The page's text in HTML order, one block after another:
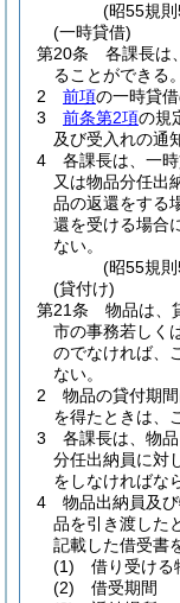
(昭55規
(一時貸借)
第20条
各課長は
ることができる。
2
前項の一時貸
3
前条第2項の規
及び受入れの通
4
各課長は、一
又は物品分任出
品の返還をする
還を受ける場合
ない。
(昭55規
(貸付け)
第21条
物品は、
市の事務若しく
のでなければ、
ない。
2
物品の貸付期
を得たときは、
3
各課長は、物
分任出納員に対
をしなければな
4
物品出納員及
品を引き渡した
記載した借受書
(1)
借り受ける
(2)
借受期間